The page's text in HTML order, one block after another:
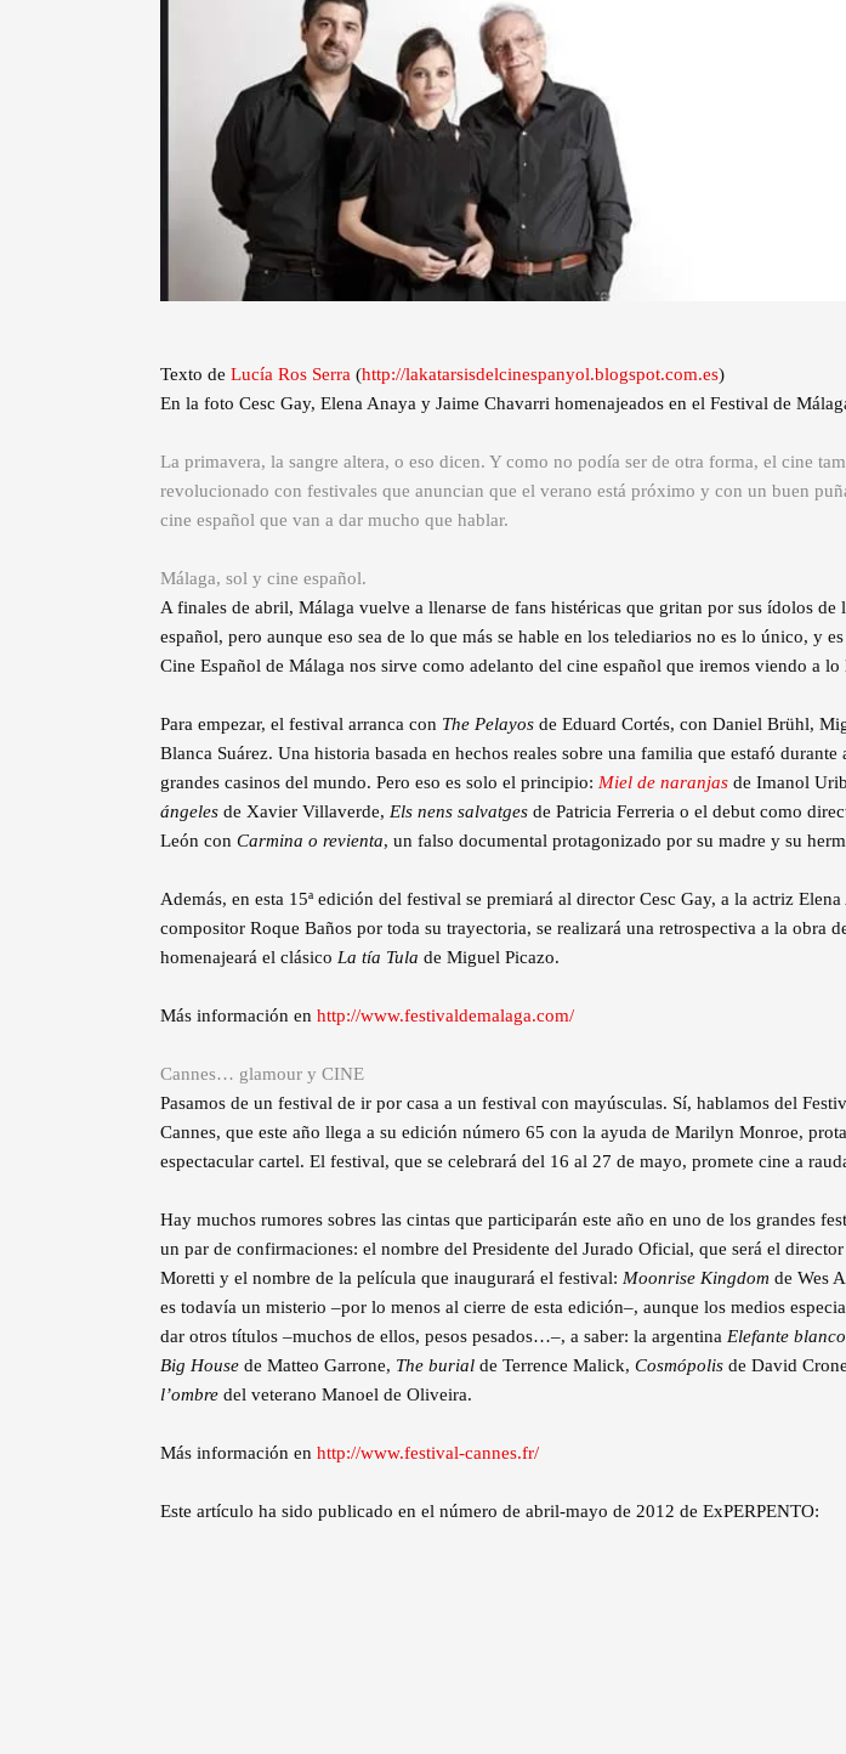
Texto de Lucía Ros Serra (http://lakatarsisdelcinespanyol.blogspot.com.es)
En la foto Cesc Gay, Elena Anaya y Jaime Chavarri homenajeados en el Festival de
La primavera, la sangre altera, o eso dicen. Y como no podía ser de otra forma, el cine
revolucionado con festivales que anuncian que el verano está próximo y con un buen
cine español que van a dar mucho que hablar.
Málaga, sol y cine español.
A finales de abril, Málaga vuelve a llenarse de fans histéricas que gritan por sus ídolos de
español, pero aunque eso sea de lo que más se hable en los telediarios no es lo único, y
Cine Español de Málaga nos sirve como adelanto del cine español que iremos viendo a lo
Para empezar, el festival arranca con The Pelayos de Eduard Cortés, con Daniel Brühl,
Blanca Suárez. Una historia basada en hechos reales sobre una familia que estafó durante
grandes casinos del mundo. Pero eso es solo el principio: Miel de naranjas de Imanol
ángeles de Xavier Villaverde, Els nens salvatges de Patricia Ferreria o el debut como
León con Carmina o revienta, un falso documental protagonizado por su madre y su
Además, en esta 15ª edición del festival se premiará al director Cesc Gay, a la actriz
compositor Roque Baños por toda su trayectoria, se realizará una retrospectiva a la obra
homenajeará el clásico La tía Tula de Miguel Picazo.
Más información en http://www.festivaldemalaga.com/
Cannes… glamour y CINE
Pasamos de un festival de ir por casa a un festival con mayúsculas. Sí, hablamos del
Cannes, que este año llega a su edición número 65 con la ayuda de Marilyn Monroe,
espectacular cartel. El festival, que se celebrará del 16 al 27 de mayo, promete cine a
Hay muchos rumores sobres las cintas que participarán este año en uno de los grandes
un par de confirmaciones: el nombre del Presidente del Jurado Oficial, que será el
Moretti y el nombre de la película que inaugurará el festival: Moonrise Kingdom de Wes
es todavía un misterio –por lo menos al cierre de esta edición–, aunque los medios
dar otros títulos –muchos de ellos, pesos pesados…–, a saber: la argentina Elefante blanco
Big House de Matteo Garrone, The burial de Terrence Malick, Cosmópolis de David
l’ombre del veterano Manoel de Oliveira.
Más información en http://www.festival-cannes.fr/
Este artículo ha sido publicado en el número de abril-mayo de 2012 de ExPERPENTO: